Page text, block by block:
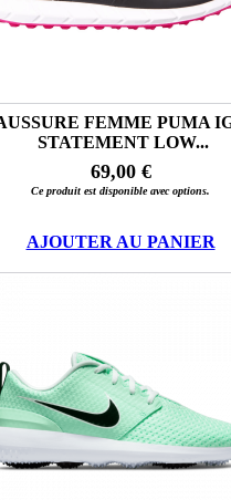
FEMME PUMA
STATEMENT LOW...
69,00 €
Ce produit est disponible avec options.
AJOUTER AU PANIER